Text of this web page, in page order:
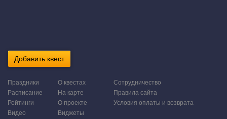
Добавить квест
Праздники
Расписание
Рейтинги
Видео
О квестах
На карте
О проекте
Виджеты
Сотрудничество
Правила сайта
Условия оплаты и возврата